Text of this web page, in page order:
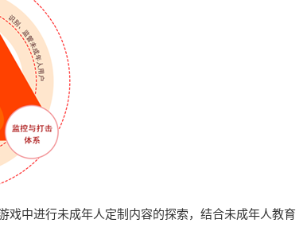
戏中进行未成年人定制内容的探索，结合未成年人教育